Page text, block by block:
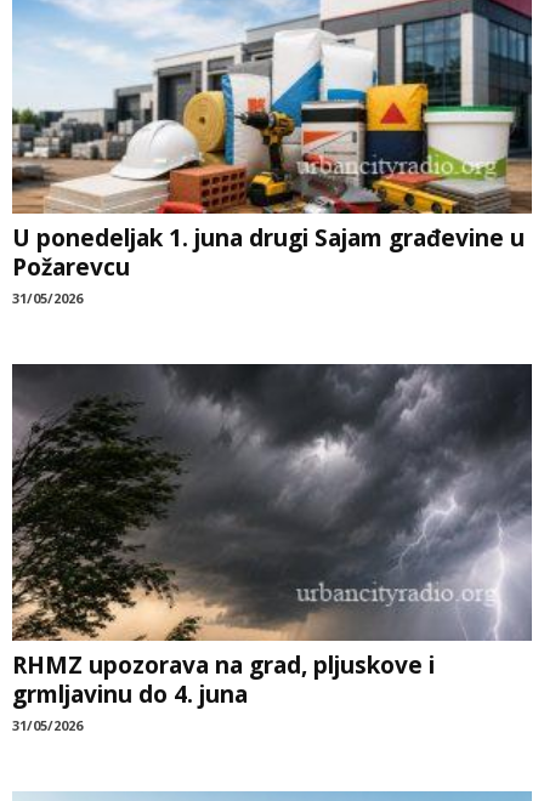
U ponedeljak 1. juna drugi Sajam građevine u
Požarevcu
31/05/2026
RHMZ upozorava na grad, pljuskove i
grmljavinu do 4. juna
31/05/2026